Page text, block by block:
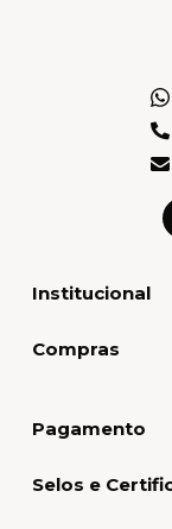
Institucional
Compras
Pagamento
Selos e